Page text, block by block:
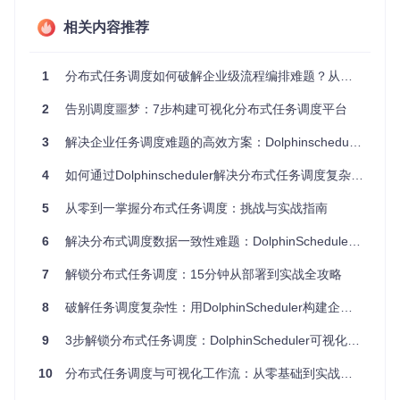
最后是 开发与运维的协作壁垒
辑实现，而运维团队则关注系统稳定性，传统工具往往无法同
这些痛点共同指向一个核心问题：如何在保证系统稳定性和扩
过四象限架构设计，为这一问题提供了全面解答。
探索Dolphinscheduler的创新方案：如何重新
定义任务调度？
面对上述挑战，Dolphinscheduler提出了哪些创新思路？让我
瓶颈。Dolphinscheduler则采用了基于ZooKeeper的分布式架
核心架构组件：
相关内容推荐
1 分布式任务调度如何破解企业级流程编排难题？从痛点到实战的全面解决方案
2 告别调度噩梦：7步构建可视化分布式任务调度平台
3 解决企业任务调度难题的高效方案：Dolphinscheduler分布式工作流编排实践
4 如何通过Dolphinscheduler解决分布式任务调度复杂性？完整实践指南
5 从零到一掌握分布式任务调度：挑战与实战指南
6 解决分布式调度数据一致性难题：DolphinScheduler事务处理实战
7 解锁分布式任务调度：15分钟从部署到实战全攻略
8 破解任务调度复杂性：用DolphinScheduler构建企业级自动化工作流
9 3步解锁分布式任务调度：DolphinScheduler可视化工作流实战指南
10 分布式任务调度与可视化工作流：从零基础到实战应用指南